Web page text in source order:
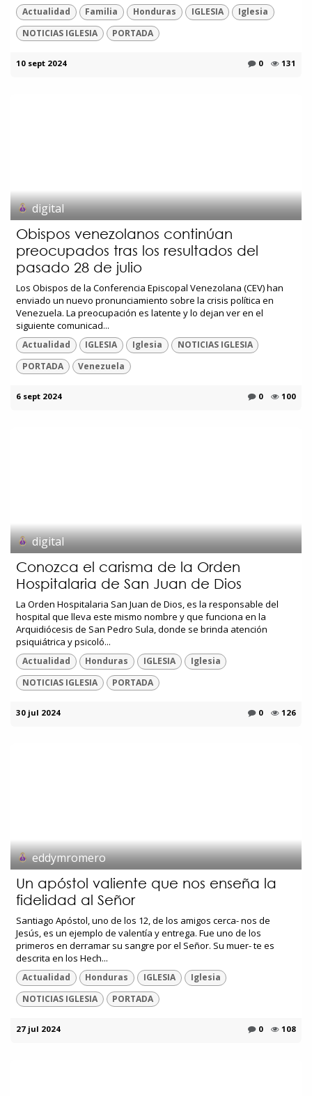
Actualidad Familia Honduras IGLESIA
Iglesia
NOTICIAS IGLESIA
PORTADA
10 sept 2024 0 131
digital
Obispos venezolanos continúan
preocupados tras los resultados del
pasado 28 de julio
Los Obispos de la Conferencia Episcopal Venezolana (CEV) han
enviado un nuevo pronunciamiento sobre la crisis política en
Venezuela. La preocupación es latente y lo dejan ver en el
siguiente comunicad...
Actualidad IGLESIA Iglesia
NOTICIAS IGLESIA
PORTADA
Venezuela
6 sept 2024 0 100
digital
Conozca el carisma de la Orden
Hospitalaria de San Juan de Dios
La Orden Hospitalaria San Juan de Dios, es la responsable del
hospital que lleva este mismo nombre y que funciona en la
Arquidiócesis de San Pedro Sula, donde se brinda atención
psiquiátrica y psicoló...
Actualidad Honduras IGLESIA
Iglesia
NOTICIAS IGLESIA
PORTADA
30 jul 2024 0 126
eddymromero
Un apóstol valiente que nos enseña la
fidelidad al Señor
Santiago Apóstol, uno de los 12, de los amigos cerca- nos de
Jesús, es un ejemplo de valentía y entrega. Fue uno de los
primeros en derramar su sangre por el Señor. Su muer- te es
descrita en los Hech...
Actualidad Honduras IGLESIA
Iglesia
NOTICIAS IGLESIA
PORTADA
27 jul 2024 0 108